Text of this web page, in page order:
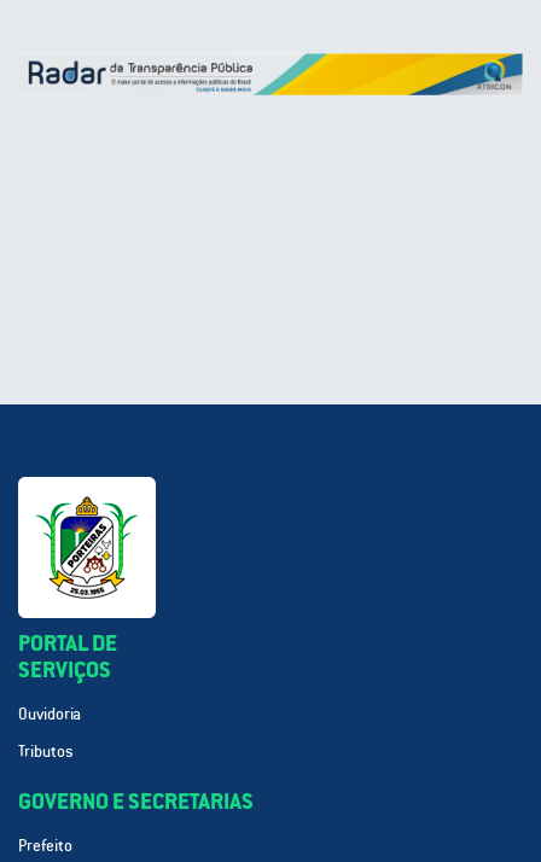
PORTAL DE
SERVIÇOS
Ouvidoria
Tributos
GOVERNO E SECRETARIAS
Prefeito